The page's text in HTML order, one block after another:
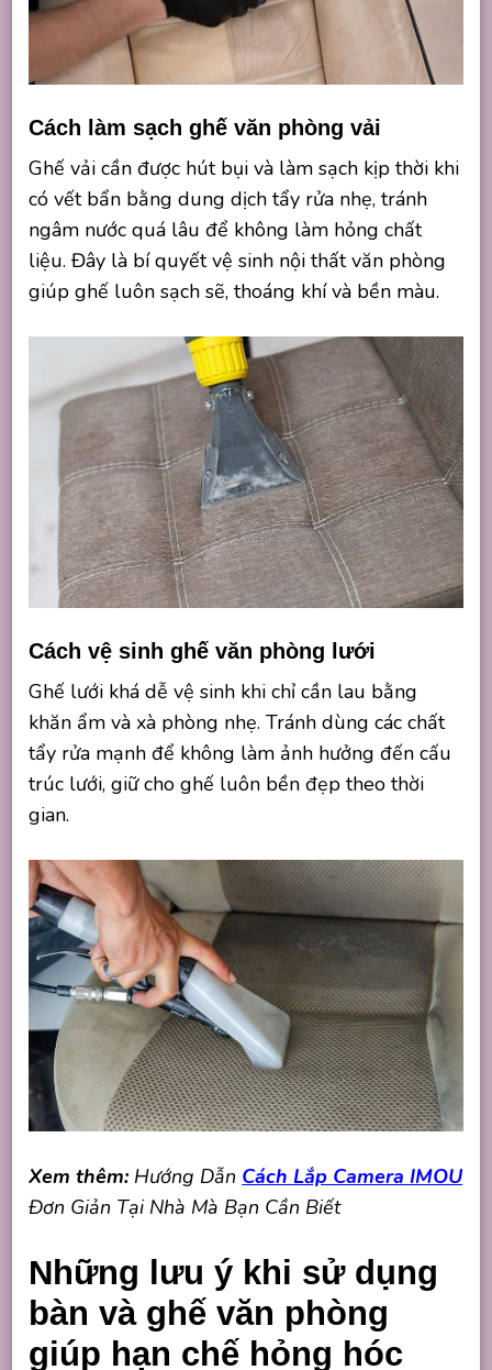
Cách làm sạch ghế văn phòng vải
Ghế vải cần được hút bụi và làm sạch kịp thời khi
có vết bẩn bằng dung dịch tẩy rửa nhẹ, tránh
ngâm nước quá lâu để không làm hỏng chất
liệu. Đây là bí quyết vệ sinh nội thất văn phòng
giúp ghế luôn sạch sẽ, thoáng khí và bền màu.
Cách vệ sinh ghế văn phòng lưới
Ghế lưới khá dễ vệ sinh khi chỉ cần lau bằng
khăn ẩm và xà phòng nhẹ. Tránh dùng các chất
tẩy rửa mạnh để không làm ảnh hưởng đến cấu
trúc lưới, giữ cho ghế luôn bền đẹp theo thời
gian.
Xem thêm: Hướng Dẫn Cách Lắp Camera IMOU
Đơn Giản Tại Nhà Mà Bạn Cần Biết
Những lưu ý khi sử dụng
bàn và ghế văn phòng
giúp hạn chế hỏng hóc